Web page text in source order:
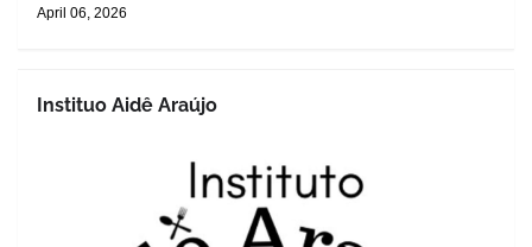
April 06, 2026
Instituo Aidê Araújo